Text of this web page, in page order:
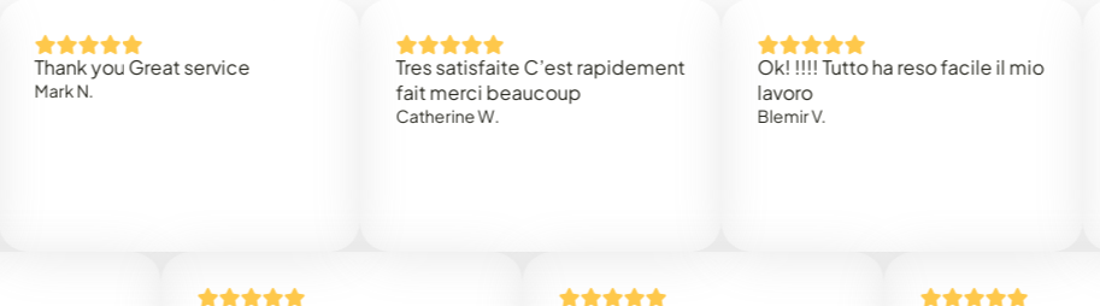
you Great service
Tres satisfaite C’est rapidement
fait merci beaucoup
Catherine W.
Ok! !!!! Tutto ha reso facile il mio